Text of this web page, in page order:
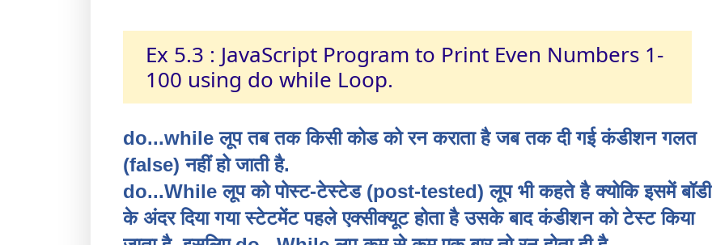
Ex 5.3 : JavaScript Program to Print Even Numbers 1-
100 using do while Loop.
do...while लूप तब तक किसी कोड को रन कराता है जब तक दी गई कंडीशन गलत
(false) नहीं हो जाती है.
do...While लूप को पोस्ट-टेस्टेड (post-tested) लूप भी कहते है क्योकि इसमें बॉडी
के अंदर दिया गया स्टेटमेंट पहले एक्सीक्यूट होता है उसके बाद कंडीशन को टेस्ट किया